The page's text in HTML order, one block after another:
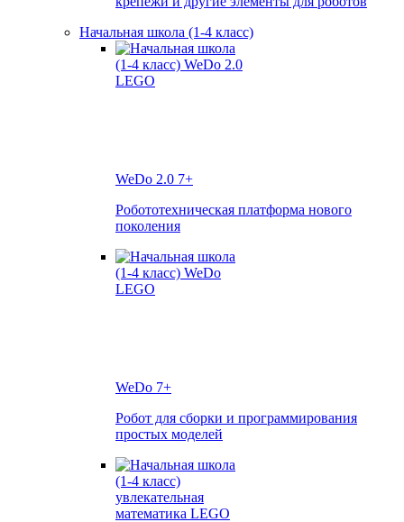
Начальная школа (1-4 класс)
WeDo 2.0 7+
Робототехническая платформа нового
поколения
WeDo 7+
Робот для сборки и программирования
простых моделей